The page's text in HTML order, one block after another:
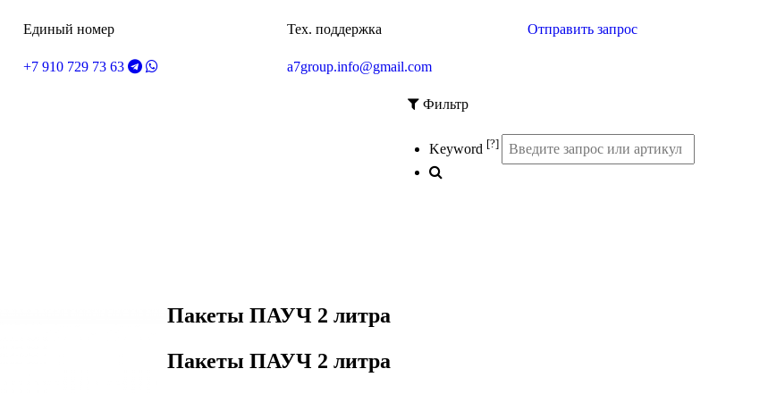
Единый номер
+7 910 729 73 63
Тех. поддержка
a7group.info@gmail.com
Отправить запрос
Фильтр
Keyword [?]
Пакеты ПАУЧ 2 литра
Пакеты ПАУЧ 2 литра